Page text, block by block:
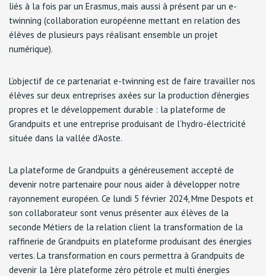
liés à la fois par un Erasmus, mais aussi à présent par un e-
twinning (collaboration européenne mettant en relation des
élèves de plusieurs pays réalisant ensemble un projet
numérique).
L’objectif de ce partenariat e-twinning est de faire travailler nos
élèves sur deux entreprises axées sur la production d’énergies
propres et le développement durable : la plateforme de
Grandpuits et une entreprise produisant de l’hydro-électricité
située dans la vallée d’Aoste.
La plateforme de Grandpuits a généreusement accepté de
devenir notre partenaire pour nous aider à développer notre
rayonnement européen. Ce lundi 5 février 2024, Mme Despots et
son collaborateur sont venus présenter aux élèves de la
seconde Métiers de la relation client la transformation de la
raffinerie de Grandpuits en plateforme produisant des énergies
vertes. La transformation en cours permettra à Grandpuits de
devenir la 1ère plateforme zéro pétrole et multi énergies